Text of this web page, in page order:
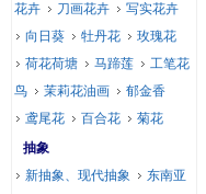
花卉
刀画花卉
写实花卉
向日葵
牡丹花
玫瑰花
荷花荷塘
马蹄莲
工笔花
鸟
茉莉花油画
郁金香
鸢尾花
百合花
菊花
抽象
新抽象、现代抽象
东南亚